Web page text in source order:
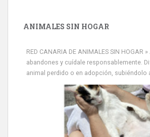
ANIMALES SIN HOGAR
RED CANARIA DE ANIMALES SIN HOGAR
abandones y cuídale responsablemente.
animal perdido o en adopción, subiéndolo